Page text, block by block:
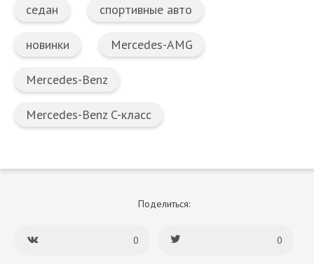
седан спортивные авто
новинки Mercedes-AMG
Mercedes-Benz
Mercedes-Benz C-класс
Поделиться:
0 0